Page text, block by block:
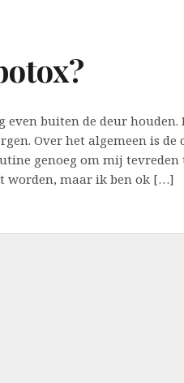
even buiten de deur houden.
Over het algemeen is de
genoeg om mij tevreden
worden, maar ik ben ok […]